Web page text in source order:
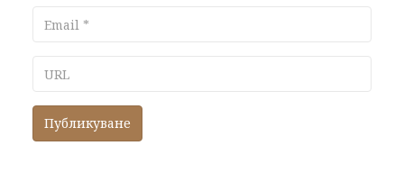
Email
URL